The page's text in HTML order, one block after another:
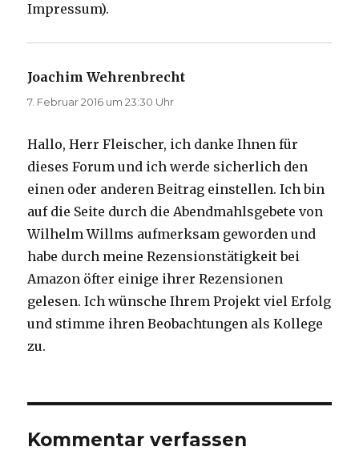
Impressum).
Joachim Wehrenbrecht
7. Februar 2016 um 23:30 Uhr
Hallo, Herr Fleischer, ich danke Ihnen für
dieses Forum und ich werde sicherlich den
einen oder anderen Beitrag einstellen. Ich bin
auf die Seite durch die Abendmahlsgebete von
Wilhelm Willms aufmerksam geworden und
habe durch meine Rezensionstätigkeit bei
Amazon öfter einige ihrer Rezensionen
gelesen. Ich wünsche Ihrem Projekt viel Erfolg
und stimme ihren Beobachtungen als Kollege
zu.
Kommentar verfassen